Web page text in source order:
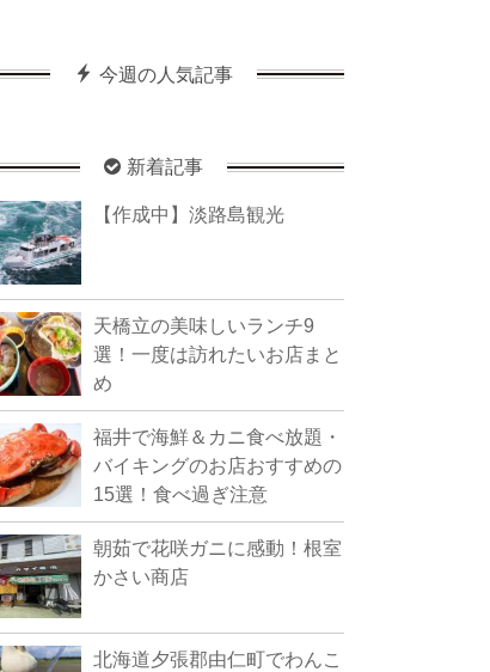
今週の人気記事
新着記事
【作成中】淡路島観光
天橋立の美味しいランチ9
選！一度は訪れたいお店まと
め
福井で海鮮＆カニ食べ放題・
バイキングのお店おすすめの
15選！食べ過ぎ注意
朝茹で花咲ガニに感動！根室
かさい商店
北海道夕張郡由仁町でわんこ